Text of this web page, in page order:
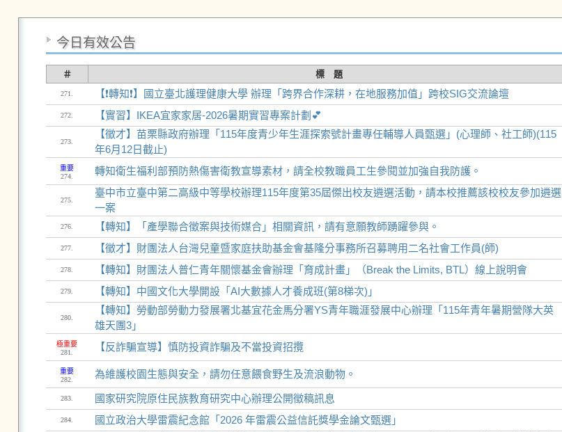
今日有效公告
＃ 標 題
271. 【❗轉知❗】國立臺北護理健康大學 辦理「跨界合作深耕，在地服務加值」跨校SIG交流論壇
272. 【實習】IKEA宜家家居-2026暑期實習專案計劃💕
273.
【徵才】苗栗縣政府辦理「115年度青少年生涯探索號計畫專任輔導人員甄選」(心理師、社工師)(115
年6月12日截止)
重要
274.
轉知衛生福利部預防熱傷害衛教宣導素材，請全校教職員工生參閱並加強自我防護。
275.
臺中市立臺中第二高級中等學校辦理115年度第35屆傑出校友遴選活動，請本校推薦該校校友參加遴選
一案
276. 【轉知】「產學聯合徵案與技術媒合」相關資訊，請有意願教師踴躍參與。
277. 【徵才】財團法人台灣兒童暨家庭扶助基金會基隆分事務所召募聘用二名社會工作員(師)
278. 【轉知】財團法人普仁青年關懷基金會辦理「育成計畫」（Break the Limits, BTL）線上說明會
279. 【轉知】中國文化大學開設「AI大數據人才養成班(第8梯次)」
280.
【轉知】勞動部勞動力發展署北基宜花金馬分署YS青年職涯發展中心辦理「115年青年暑期營隊大英
雄天團3」
極重要
281.
【反詐騙宣導】慎防投資詐騙及不當投資招攬
重要
282.
為維護校園生態與安全，請勿任意餵食野生及流浪動物。
283. 國家研究院原住民族教育研究中心辦理公開徵稿訊息
284. 國立政治大學雷震紀念館「2026 年雷震公益信託獎學金論文甄選」